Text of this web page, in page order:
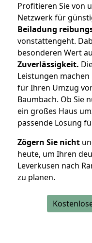
Profitieren Sie von
Netzwerk für
Beiladung
vonstattengeht.
besonderen Wert
Zuverlässigkeit.
Leistungen
für Ihren Umzug
Baumbach. Ob Sie
ein großes Haus
passende Lösung
Zögern Sie nicht
heute, um Ihren
Leverkusen nach
zu planen.